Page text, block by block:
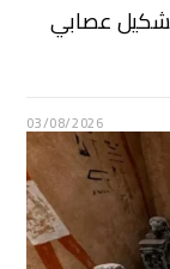
عصابي
03/08/2026